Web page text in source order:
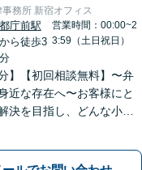
務所 新宿オフィス
都庁前駅
から徒歩3
分
営業時間：00:00~2
3:59（土日祝日）
】【初回相談無料】〜弁
近な存在へ〜お客様にと
決を目指し、どんな小さ
に有するほか、企業法務